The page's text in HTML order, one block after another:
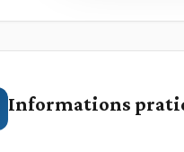
Informations